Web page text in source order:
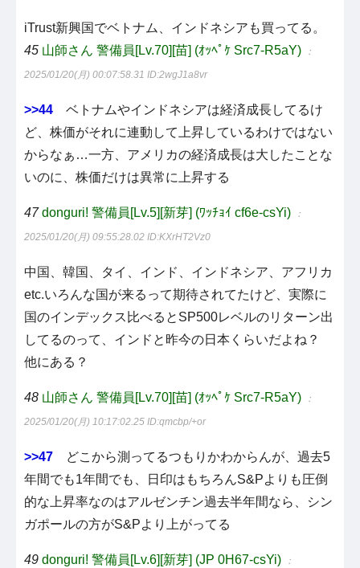
iTrust新興国でベトナム、インドネシアも買ってる。
45 山師さん 警備員[Lv.70][苗] (ｵｯﾍﾟｹ Src7-R5aY) ：
2025/01/20(月) 00:07:58.31 ID:2wgJ1a8vr
>>44 ベトナムやインドネシアは経済成長してるけ
ど、株価がそれに連動して上昇しているわけではない
からなぁ…一方、アメリカの経済成長は大したことな
いのに、株価だけは異常に上昇する
47 donguri! 警備員[Lv.5][新芽] (ﾜｯﾁｮｲ cf6e-csYi) ：
2025/01/20(月) 09:55:28.02 ID:KXrHT2Vz0
中国、韓国、タイ、インド、インドネシア、アフリカ
etc.いろんな国が来るって期待されてたけど、実際に
国のインデックス比べるとSP500レベルのリターン出
してるのって、インドと昨今の日本くらいだよね？
他にある？
48 山師さん 警備員[Lv.70][苗] (ｵｯﾍﾟｹ Src7-R5aY) ：
2025/01/20(月) 10:17:02.25 ID:qmcbp/+or
>>47 どこから測ってるつもりかわからんが、過去5
年間でも1年間でも、日印はもちろんS&Pよりも圧倒
的な上昇率なのはアルゼンチン過去半年間なら、シン
ガポールの方がS&Pより上がってる
49 donguri! 警備員[Lv.6][新芽] (JP 0H67-csYi) ：